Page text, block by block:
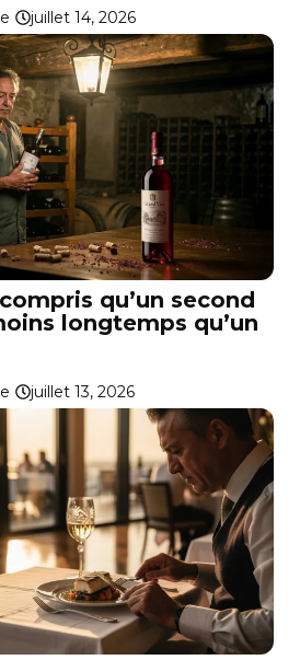
juillet 14, 2026
qu’un second
longtemps qu’un
juillet 13, 2026